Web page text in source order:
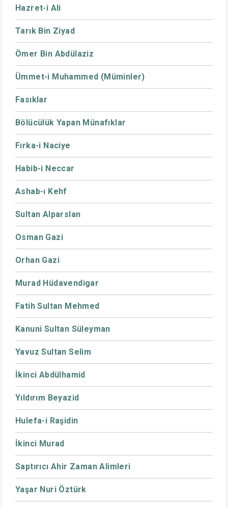
Hazret-i Ali
Tarık Bin Ziyad
Ömer Bin Abdülaziz
Ümmet-i Muhammed (Müminler)
Fasıklar
Bölücülük Yapan Münafıklar
Fırka-i Naciye
Habib-i Neccar
Ashab-ı Kehf
Sultan Alparslan
Osman Gazi
Orhan Gazi
Murad Hüdavendigar
Fatih Sultan Mehmed
Kanuni Sultan Süleyman
Yavuz Sultan Selim
İkinci Abdülhamid
Yıldırım Beyazid
Hulefa-i Raşidin
İkinci Murad
Saptırıcı Ahir Zaman Alimleri
Yaşar Nuri Öztürk